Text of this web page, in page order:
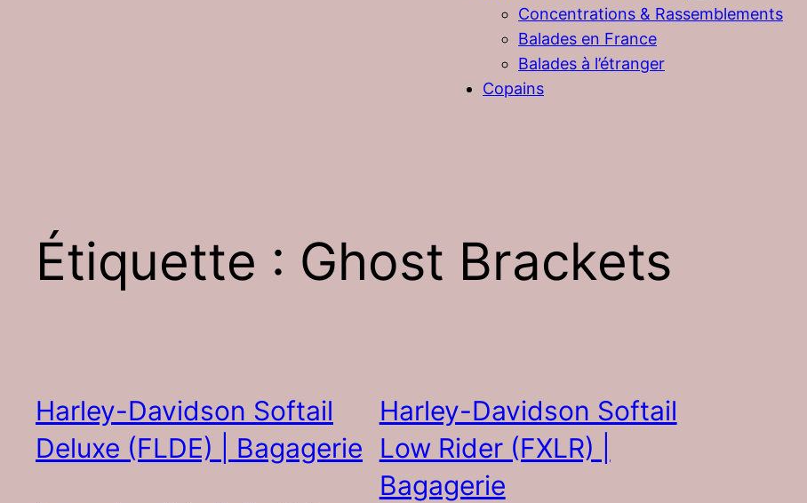
Concentrations & Rassemblements
Balades en France
Balades à l’étranger
Copains
Étiquette : Ghost Brackets
Harley-Davidson Softail
Deluxe (FLDE) | Bagagerie
Harley-Davidson Softail
Low Rider (FXLR) |
Bagagerie